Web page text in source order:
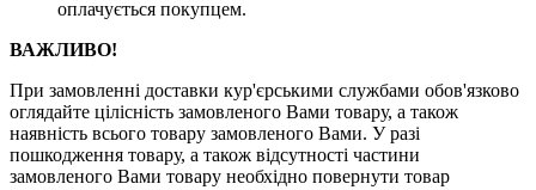
оплачується покупцем.
ВАЖЛИВО!
При замовленні доставки кур'єрськими службами обов'язково
оглядайте цілісність замовленого Вами товару, а також
наявність всього товару замовленого Вами. У разі
пошкодження товару, а також відсутності частини
замовленого Вами товару необхідно повернути товар